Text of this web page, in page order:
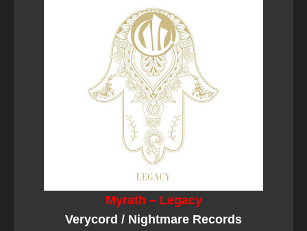
Myrath – Legacy
Verycord / Nightmare Records